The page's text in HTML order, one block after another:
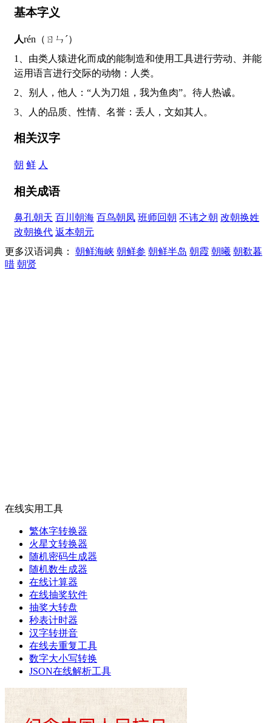
基本字义
人rén（ㄖㄣˊ）
1、由类人猿进化而成的能制造和使用工具进行劳动、并能
运用语言进行交际的动物：人类。
2、别人，他人：“人为刀俎，我为鱼肉”。待人热诚。
3、人的品质、性情、名誉：丢人，文如其人。
相关汉字
朝 鲜 人
相关成语
鼻孔朝天 百川朝海 百鸟朝凤 班师回朝 不讳之朝 改朝换姓
改朝换代 返本朝元
更多汉语词典： 朝鲜海峡 朝鲜参 朝鲜半岛 朝霞 朝曦 朝欷暮
唶 朝贤
在线实用工具
繁体字转换器
火星文转换器
随机密码生成器
随机数生成器
在线计算器
在线抽奖软件
抽奖大转盘
秒表计时器
汉字转拼音
在线去重复工具
数字大小写转换
JSON在线解析工具